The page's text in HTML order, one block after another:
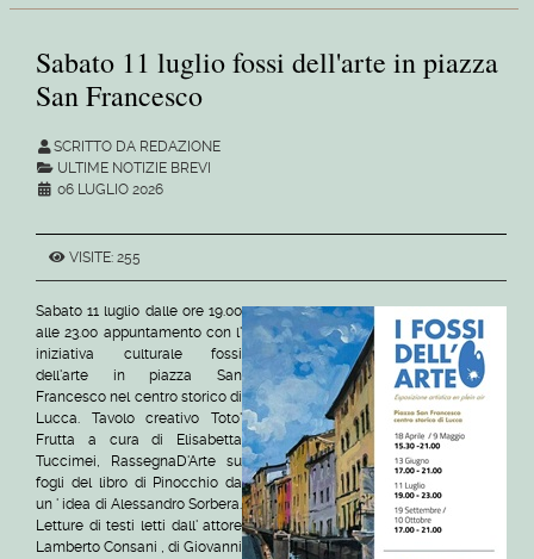
Sabato 11 luglio fossi dell'arte in piazza
San Francesco
SCRITTO DA REDAZIONE
ULTIME NOTIZIE BREVI
06 LUGLIO 2026
VISITE: 255
Sabato 11 luglio dalle ore 19.00
alle 23.00 appuntamento con l'
iniziativa culturale fossi
dell'arte in piazza San
Francesco nel centro storico di
Lucca. Tavolo creativo Toto'
Frutta a cura di Elisabetta
Tuccimei, RassegnaD'Arte su
fogli del libro di Pinocchio da
un ' idea di Alessandro Sorbera.
Letture di testi letti dall' attore
Lamberto Consani , di Giovanni